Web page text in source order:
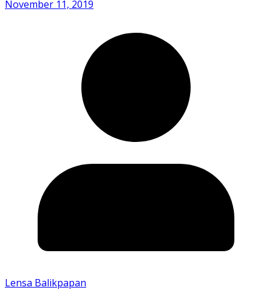
November 11, 2019
Lensa Balikpapan